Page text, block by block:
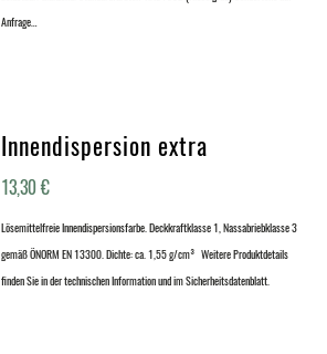
Anfrage…
Innendispersion extra
13,30€
Lösemittelfreie Innendispersionsfarbe. Deckkraftklasse 1, Nassabriebklasse 3
gemäß ÖNORM EN 13300. Dichte: ca. 1,55 g/cm³ Weitere Produktdetails
finden Sie in der technischen Information und im Sicherheitsdatenblatt.